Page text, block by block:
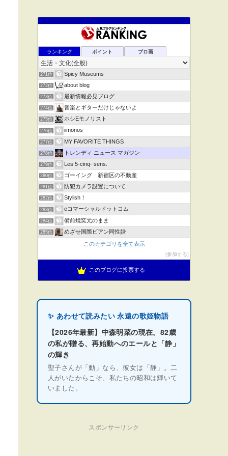
ランキング ポイント ブロ画
271位 Spicy Museums
272位 about blog
273位 最新情報必見ブログ
274位 音楽とギターだけじゃないよ
275位 ホシEモノリスト
276位 iimonos
277位 MY FAVORITE THINGS
278位 トレンディ ニュース マガジン
279位 Les 5-cinq- sens.
280位 ゴーイング 新宿区の不動産
281位 防犯カメラ設置について
282位 Stylish！
283位 eコマーシャルドットコム
284位 備前焼窯元のまま
285位 めざせ国際ビアン同性婚
このカテゴリを全て表示
参加する
このブログに投票する
✨ あわせて読みたい 永遠の歌姫物語
【2026年最新】中森明菜の現在。82歳
の私が贈る、再始動へのエールと「静」
の輝き
聖子さんが「動」なら、彼女は「静」。二
人がいたからこそ、私たちの昭和は輝いて
いました。
スポンサーリンク